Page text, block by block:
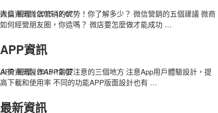
人員 管理|2015-12-07
微信資訊微信营销的优势！你了解多少？ 微信營銷的五個建議 微商
如何經營朋友圈，你造嗎？ 微店要怎麼做才能成功 …
APP資訊
人員 管理|2015-12-07
APP資訊製作APP需要注意的三個地方 注意App用戶體驗設計，提
高下載和使用率 不同的功能APP版面設計也有 …
最新資訊